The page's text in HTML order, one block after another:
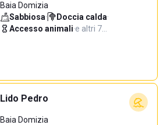
Baia Domizia
Sabbiosa· Doccia calda·
Accesso animali·e altri 7…
Lido Pedro
Baia Domizia